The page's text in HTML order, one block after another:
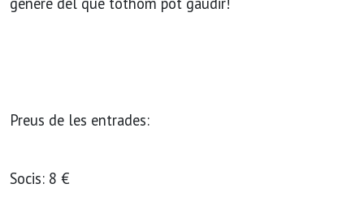
Preus de les entrades:
Socis: 8 €